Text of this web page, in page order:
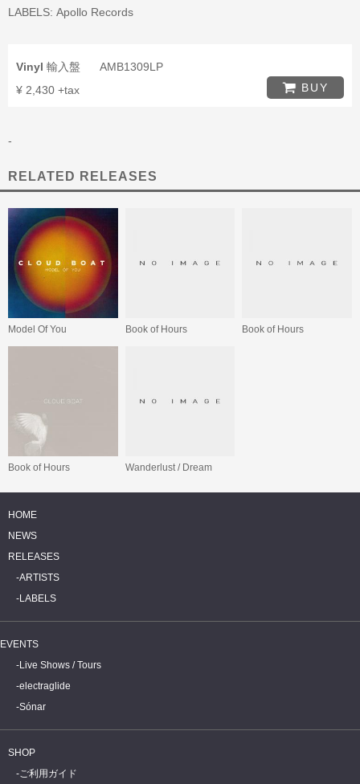
LABELS: Apollo Records
Vinyl 輸入盤
AMB1309LP
¥ 2,430 +tax
BUY
-
RELATED RELEASES
Model Of You Book of Hours Book of Hours
Book of Hours Wanderlust / Dream
HOME
NEWS
RELEASES
ARTISTS
LABELS
EVENTS
Live Shows / Tours
electraglide
Sónar
SHOP
ご利用ガイド